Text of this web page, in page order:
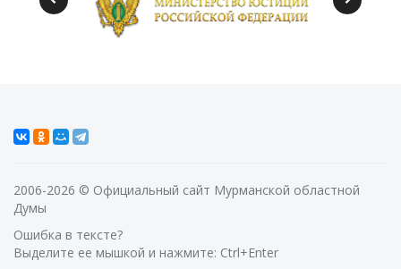
2006-2026 © Официальный сайт Мурманской областной
Думы
Ошибка в тексте?
Выделите ее мышкой и нажмите: Ctrl+Enter